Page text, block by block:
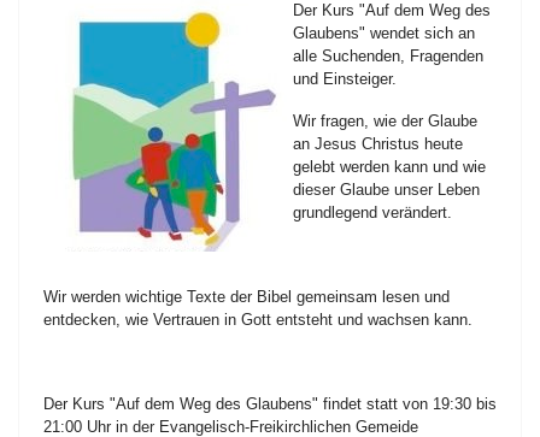
Der Kurs "Auf dem Weg des
Glaubens" wendet sich an
alle Suchenden, Fragenden
und Einsteiger.
Wir fragen, wie der Glaube
an Jesus Christus heute
gelebt werden kann und wie
dieser Glaube unser Leben
grundlegend verändert.
Wir werden wichtige Texte der Bibel gemeinsam lesen und
entdecken, wie Vertrauen in Gott entsteht und wachsen kann.
Der Kurs "Auf dem Weg des Glaubens" findet statt von 19:30 bis
21:00 Uhr in der Evangelisch-Freikirchlichen Gemeide